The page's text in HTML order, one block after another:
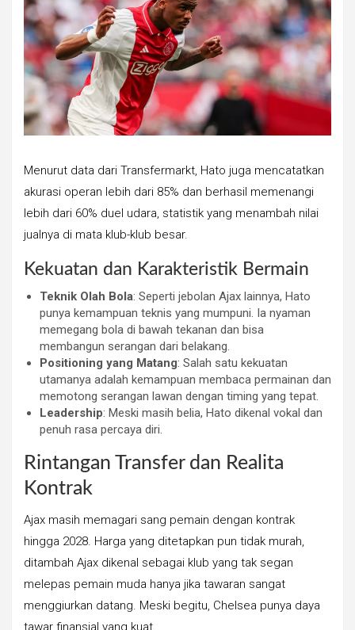
Menurut data dari Transfermarkt, Hato juga mencatatkan
akurasi operan lebih dari 85% dan berhasil memenangi
lebih dari 60% duel udara, statistik yang menambah nilai
jualnya di mata klub-klub besar.
Kekuatan dan Karakteristik Bermain
Teknik Olah Bola: Seperti jebolan Ajax lainnya, Hato
punya kemampuan teknis yang mumpuni. Ia nyaman
memegang bola di bawah tekanan dan bisa
membangun serangan dari belakang.
Positioning yang Matang: Salah satu kekuatan
utamanya adalah kemampuan membaca permainan dan
memotong serangan lawan dengan timing yang tepat.
Leadership: Meski masih belia, Hato dikenal vokal dan
penuh rasa percaya diri.
Rintangan Transfer dan Realita
Kontrak
Ajax masih memagari sang pemain dengan kontrak
hingga 2028. Harga yang ditetapkan pun tidak murah,
ditambah Ajax dikenal sebagai klub yang tak segan
melepas pemain muda hanya jika tawaran sangat
menggiurkan datang. Meski begitu, Chelsea punya daya
tawar finansial yang kuat.